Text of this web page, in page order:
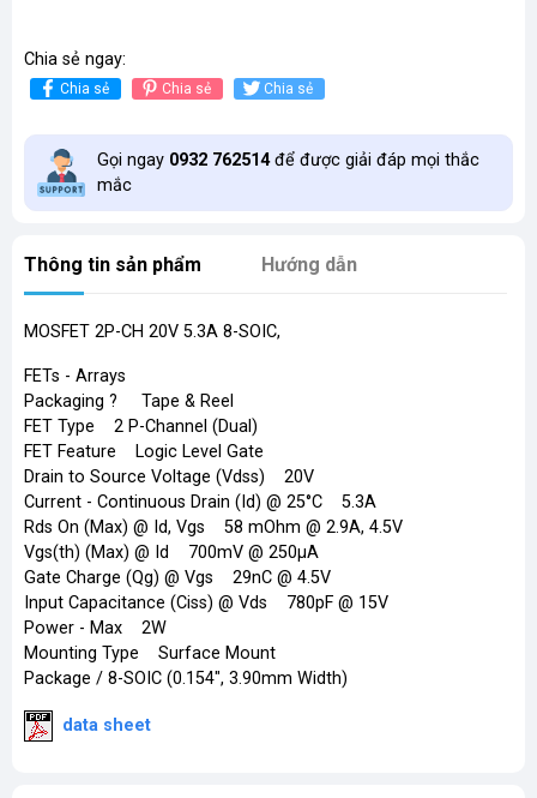
Chia sẻ ngay:
Chia sẻ Chia sẻ Chia sẻ
Gọi ngay 0932 762514để được giải đáp mọi thắc
mắc
Thông tin sản phẩm Hướng dẫn
MOSFET 2P-CH 20V 5.3A 8-SOIC,
FETs - Arrays
Packaging ? Tape & Reel
FET Type 2 P-Channel (Dual)
FET Feature Logic Level Gate
Drain to Source Voltage (Vdss) 20V
Current - Continuous Drain (Id) @ 25°C 5.3A
Rds On (Max) @ Id, Vgs 58 mOhm @ 2.9A, 4.5V
Vgs(th) (Max) @ Id 700mV @ 250µA
Gate Charge (Qg) @ Vgs 29nC @ 4.5V
Input Capacitance (Ciss) @ Vds 780pF @ 15V
Power - Max 2W
Mounting Type Surface Mount
Package / 8-SOIC (0.154", 3.90mm Width)
data sheet